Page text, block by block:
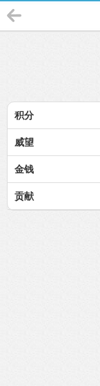
积分
威望
金钱
贡献